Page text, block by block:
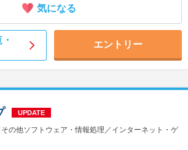
気になる
エントリー
の他ソフトウェア・情報処理／インターネット・ゲ
UPDATE